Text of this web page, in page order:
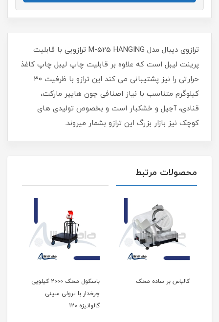
ترازوی دیبال مدل M-525 HANGING ترازویی با قابلیت
پرینت لیبل است که علاوه بر قابلیت چاپ لیبل چاپ کاغذ
حرارتی را نیز پشتیبانی می کند این ترازو با ظرفیت ۳۰
کیلوگرم متناسب با نیاز اصنافی چون هایپر مارکت،
قنادی، آجیل و خشکبار است و بخصوص تولیدی های
کوچک نیز بازار بزرگ این ترازو بشمار میروند.
محصولات مرتبط
کالباس بر ساده محک
باسکول محک 2000 کیلویی
چرخدار با ترولی سینی
گالوانیزه 120